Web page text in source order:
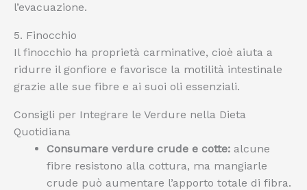
l’evacuazione.
5. Finocchio
Il finocchio ha proprietà carminative, cioè aiuta a
ridurre il gonfiore e favorisce la motilità intestinale
grazie alle sue fibre e ai suoi oli essenziali.
Consigli per Integrare le Verdure nella Dieta
Quotidiana
Consumare verdure crude e cotte: alcune
fibre resistono alla cottura, ma mangiarle
crude può aumentare l’apporto totale di fibra.